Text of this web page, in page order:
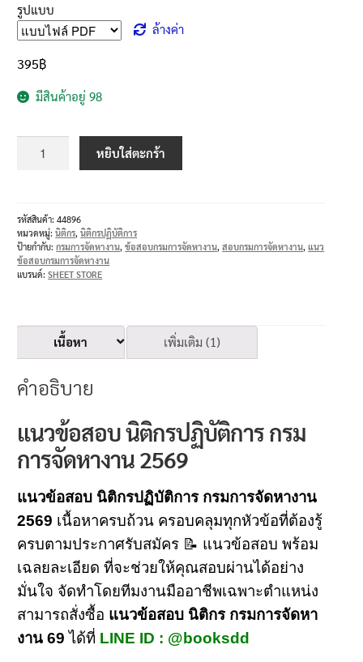
รูปแบบ
ล้างค่า
395฿
มีสินค้าอยู่ 98
หยิบใส่ตะกร้า
รหัสสินค้า:44896
หมวดหมู่:นิติกร,นิติกรปฏิบัติการ
ป้ายกำกับ:กรมการจัดหางาน,ข้อสอบกรมการจัดหางาน,สอบกรมการจัดหางาน,แนว
ข้อสอบกรมการจัดหางาน
แบรนด์:SHEET STORE
เนื้อหา เพิ่มเติม (1)
คำอธิบาย
แนวข้อสอบ นิติกรปฏิบัติการ กรม
การจัดหางาน 2569
แนวข้อสอบ นิติกรปฏิบัติการ กรมการจัดหางาน
2569 เนื้อหาครบถ้วน ครอบคลุมทุกหัวข้อที่ต้องรู้
ครบตามประกาศรับสมัคร 📝 แนวข้อสอบ พร้อม
เฉลยละเอียด ที่จะช่วยให้คุณสอบผ่านได้อย่าง
มั่นใจ จัดทำโดยทีมงานมืออาชีพเฉพาะตำแหน่ง
สามารถสั่งซื้อ แนวข้อสอบ นิติกร กรมการจัดหา
งาน 69 ได้ที่ LINE ID : @booksdd